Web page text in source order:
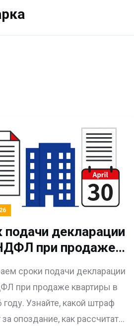
подачи декларации
при продаже
штрафы и
в 2026 году
сроки подачи декларации
при продаже квартиры в
году. Узнайте, какой штраф
за опоздание, как рассчитать